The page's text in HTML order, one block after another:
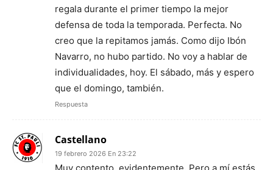
regala durante el primer tiempo la mejor
defensa de toda la temporada. Perfecta. No
creo que la repitamos jamás. Como dijo Ibón
Navarro, no hubo partido. No voy a hablar de
individualidades, hoy. El sábado, más y espero
que el domingo, también.
Respuesta
Castellano
19 febrero 2026 En 23:22